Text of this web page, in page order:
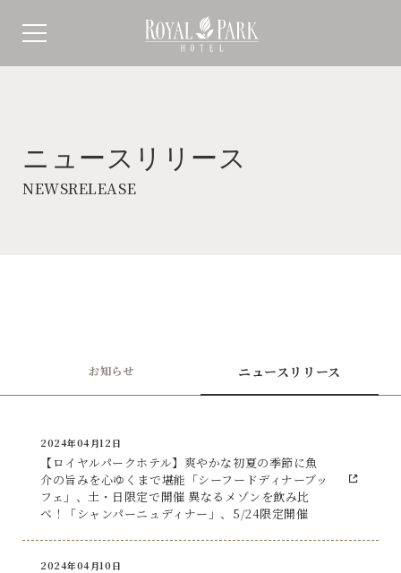
ニュースリリース
NEWSRELEASE
お知らせ ニュースリリース
2024年04月12日
【ロイヤルパークホテル】爽やかな初夏の季節に魚
介の旨みを心ゆくまで堪能「シーフードディナーブッ
フェ」、土・日限定で開催 異なるメゾンを飲み比
べ！「シャンパーニュディナー」、5/24限定開催
2024年04月10日